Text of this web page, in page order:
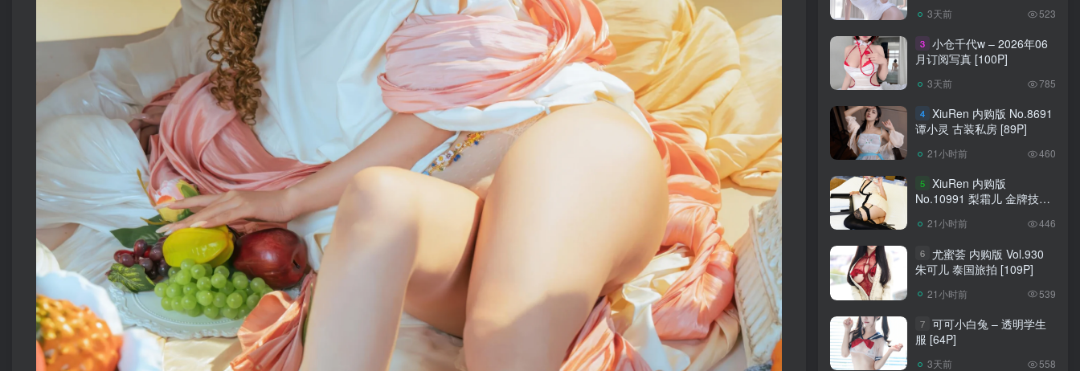
3天前 523
3 小仓千代w – 2026年06
月订阅写真 [100P]
3天前 785
4 XiuRen 内购版 No.8691
谭小灵 古装私房 [89P]
21小时前 460
5 XiuRen 内购版
No.10991 梨霜儿 金牌技师
21小时前 446
6 尤蜜荟 内购版 Vol.930
朱可儿 泰国旅拍 [109P]
21小时前 539
7 可可小白兔 – 透明学生
服 [64P]
3天前 558